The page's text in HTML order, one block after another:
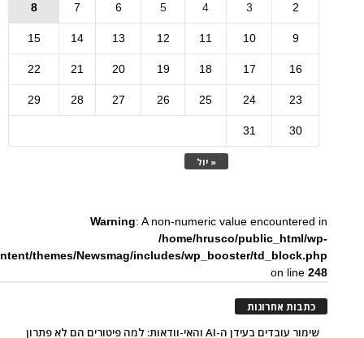
« יול
2
3
4
5
6
7
8
9
10
11
12
13
14
15
16
17
18
19
20
21
22
23
24
25
26
27
28
29
30
31
Warning: A non-numeric value encountered in
/home/hrusco/public_html/wp-
themes/Newsmag/includes/wp_booster/td_block.php
on line248
כתבות אחרונות
שימור עובדים בעידן ה-AI והאי-וודאות: למה פיטורים הם לא פתרון